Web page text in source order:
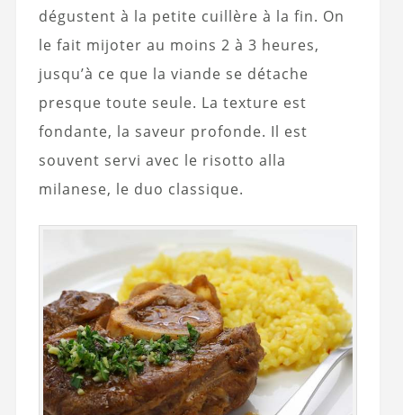
dégustent à la petite cuillère à la fin. On
le fait mijoter au moins 2 à 3 heures,
jusqu’à ce que la viande se détache
presque toute seule. La texture est
fondante, la saveur profonde. Il est
souvent servi avec le risotto alla
milanese, le duo classique.